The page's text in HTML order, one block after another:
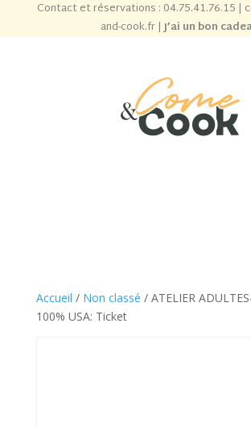
Contact et réservations : 04.75.41.76.15 |
and-cook.fr|J’ai un bon
Accueil / Non classé / ATELIER
100% USA: Ticket